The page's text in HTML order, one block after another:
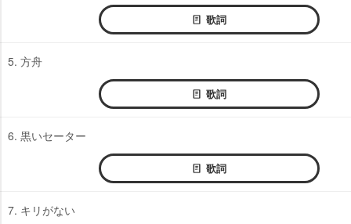
歌詞
5. 方舟
歌詞
6. 黒いセーター
歌詞
7. キリがない